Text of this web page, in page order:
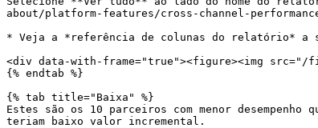
about/platform-features/cross-channel-
* Veja a *referência de colunas do relatório* a
<div data-with-frame="true"><figure><img src="/
{% endtab %}
{% tab title="Baixa" %}
Estes são os 10 parceiros com menor
teriam baixo valor incremental.